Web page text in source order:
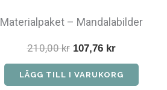
Materialpaket – Mandalabilder
210,00kr Det
ursprungliga
priset
107,76 krDet
nuvarande
priset
LÄGG TILL I VARUKORG